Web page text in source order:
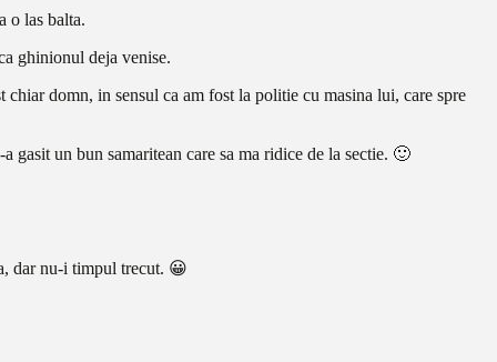
o las balta.
ghinionul deja venise.
domn, in sensul ca am fost la politie cu masina lui, care spre
gasit un bun samaritean care sa ma ridice de la sectie. 🙂
dar nu-i timpul trecut. 😀